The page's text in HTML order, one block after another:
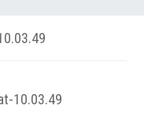
10.03.49